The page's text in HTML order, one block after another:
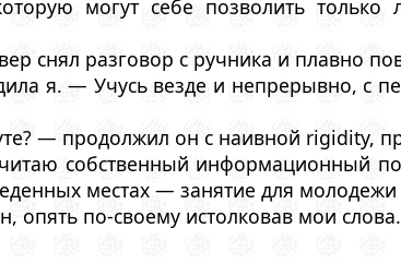
могут себе позволить
снял разговор с ручника и плавно
я. — Учусь везде и непрерывно, с
— продолжил он с наивной rigidity,
собственный информационный
местах — занятие для молодежи
опять по-своему истолковав мои